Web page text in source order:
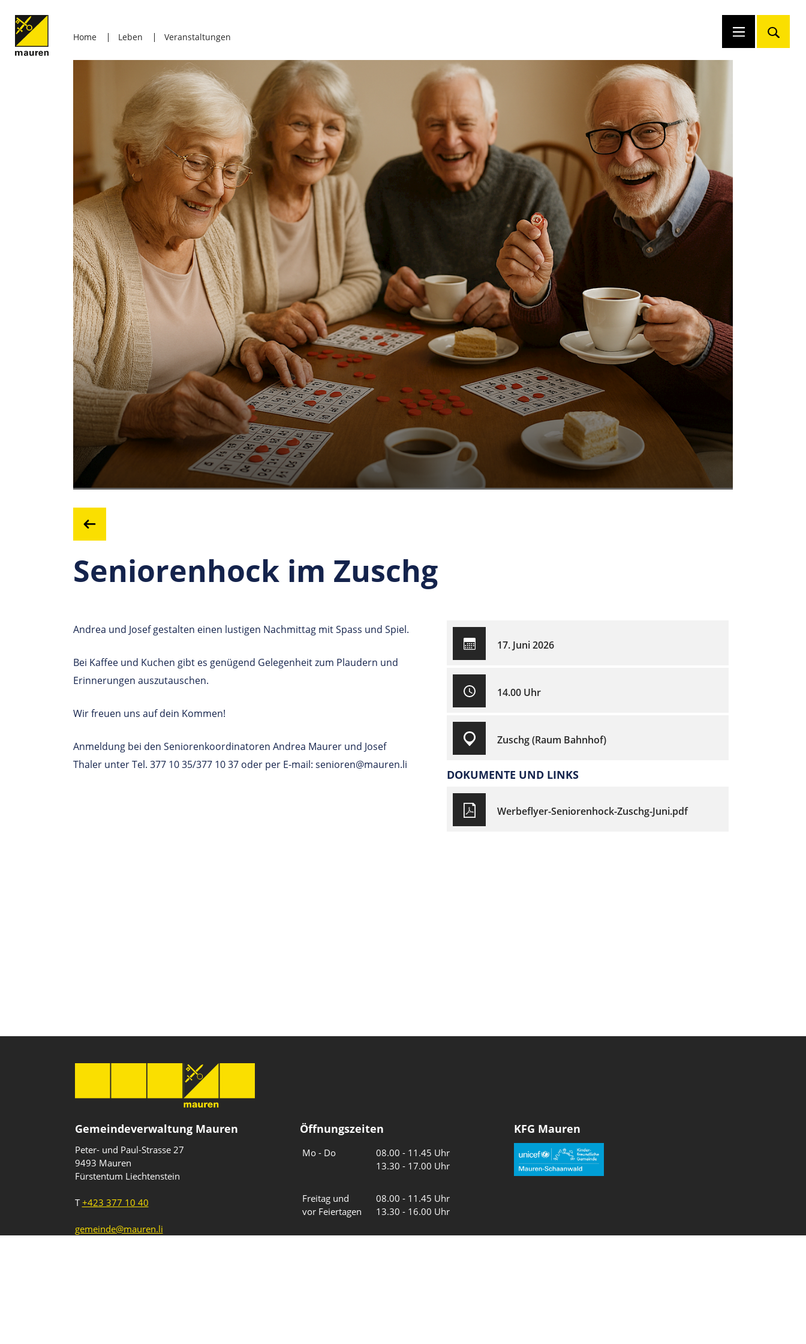
Home Leben Veranstaltungen
Seniorenhock im Zuschg
Andrea und Josef gestalten einen lustigen Nachmittag mit Spass und Spiel.
Bei Kaffee und Kuchen gibt es genügend Gelegenheit zum Plaudern und
Erinnerungen auszutauschen.
Wir freuen uns auf dein Kommen!
Anmeldung bei den Seniorenkoordinatoren Andrea Maurer und Josef
Thaler unter Tel. 377 10 35/377 10 37 oder per E-mail: senioren@mauren.li
17. Juni 2026
14.00 Uhr
Zuschg (Raum Bahnhof)
DOKUMENTE UND LINKS
Werbeflyer-Seniorenhock-Zuschg-Juni.pdf
Gemeindeverwaltung Mauren
Peter- und Paul-Strasse 27
9493 Mauren
Fürstentum Liechtenstein
T+423 377 10 40
gemeinde@mauren.li
Öffnungszeiten
Mo - Do
08.00 - 11.45 Uhr
13.30 - 17.00 Uhr
Freitag und
vor Feiertagen
08.00 - 11.45 Uhr
13.30 - 16.00 Uhr
KFG Mauren